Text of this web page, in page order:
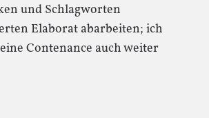
und Schlagworten
Elaborat abarbeiten; ich
Contenance auch weiter